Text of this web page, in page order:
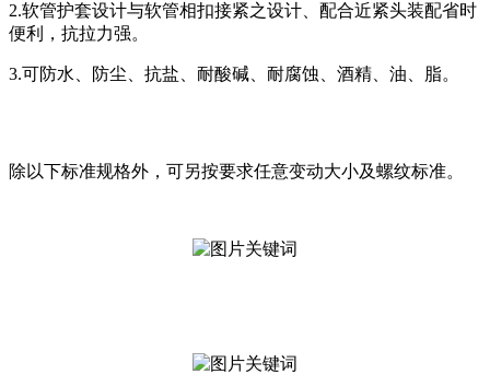
2.软管护套设计与软管相扣接紧之设计、配合近紧头装配省时
便利，抗拉力强。
3.可防水、防尘、抗盐、耐酸碱、耐腐蚀、酒精、油、脂。
除以下标准规格外，可另按要求任意变动大小及螺纹标准。